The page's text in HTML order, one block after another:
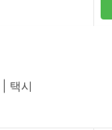
택시